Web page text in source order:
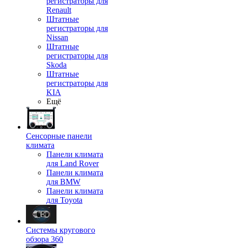
Renault
Штатные
регистраторы для
Nissan
Штатные
регистраторы для
Skoda
Штатные
регистраторы для
KIA
Ещё
Сенсорные панели
климата
Панели климата
для Land Rover
Панели климата
для BMW
Панели климата
для Toyota
Системы кругового
обзора 360